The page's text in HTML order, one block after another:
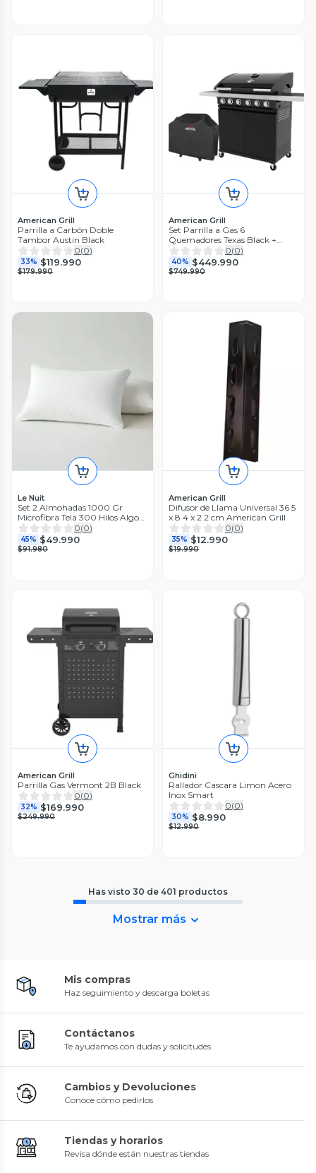
American Grill
Parrilla a Carbón Doble
Tambor Austin Black
0(0)
33% $119.990
$179.990
American Grill
Set Parrilla a Gas 6
Quemadores Texas Black +
Funda
0(0)
40% $449.990
$749.990
Le Nuit
Set 2 Almohadas 1000 Gr
Microfibra Tela 300 Hilos Algod
n Egipcio 50x70 cm Blanco
0(0)
45% $49.990
$91.980
American Grill
Difusor de Llama Universal 36 5
x 8 4 x 2 2 cm American Grill
0(0)
35% $12.990
$19.990
American Grill
Parrilla Gas Vermont 2B Black
0(0)
32% $169.990
$249.990
Ghidini
Rallador Cascara Limon Acero
Inox Smart
0(0)
30% $8.990
$12.990
Has visto 30 de 401 productos
Mostrar más
Mis compras
Haz seguimiento y descarga boletas
Contáctanos
Te ayudamos con dudas y solicitudes
Cambios y Devoluciones
Conoce cómo pedirlos
Tiendas y horarios
Revisa dónde están nuestras tiendas